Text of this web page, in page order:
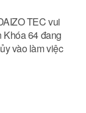
TEC vui
Khóa 64 đang
vào làm việc